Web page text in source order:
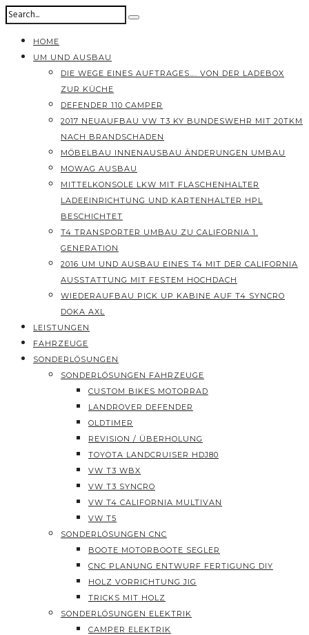
HOME
UM UND AUSBAU
DIE WEGE EINES AUFTRAGES…. VON DER LADEBOX
ZUR KÜCHE
DEFENDER 110 CAMPER
2017 NEUAUFBAU VW T3 KY BUNDESWEHR MIT 20TKM
NACH BRANDSCHADEN
MÖBELBAU INNENAUSBAU ÄNDERUNGEN UMBAU
MOWAG AUSBAU
MITTELKONSOLE LKW MIT FLASCHENHALTER
LADEEINRICHTUNG UND KARTENHALTER HPL
BESCHICHTET
T4 TRANSPORTER UMBAU ZU CALIFORNIA 1.
GENERATION
2016 UM UND AUSBAU EINES T4 MIT DER CALIFORNIA
AUSSTATTUNG MIT FESTEM HOCHDACH
WIEDERAUFBAU PICK UP KABINE AUF T4 SYNCRO
DOKA AXL
LEISTUNGEN
FAHRZEUGE
SONDERLÖSUNGEN
SONDERLÖSUNGEN FAHRZEUGE
CUSTOM BIKES MOTORRAD
LANDROVER DEFENDER
OLDTIMER
REVISION / ÜBERHOLUNG
TOYOTA LANDCRUISER HDJ80
VW T3 WBX
VW T3 SYNCRO
VW T4 CALIFORNIA MULTIVAN
VW T5
SONDERLÖSUNGEN CNC
BOOTE MOTORBOOTE SEGLER
CNC PLANUNG ENTWURF FERTIGUNG DIY
HOLZ VORRICHTUNG JIG
TRICKS MIT HOLZ
SONDERLÖSUNGEN ELEKTRIK
CAMPER ELEKTRIK